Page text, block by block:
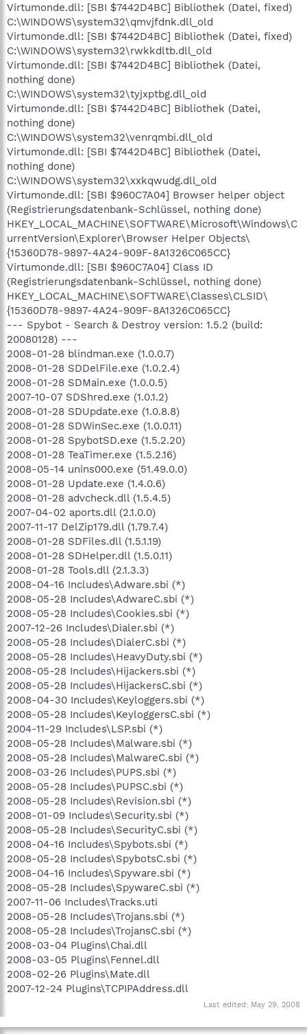
Virtumonde.dll: [SBI $7442D4BC] Bibliothek (Datei, fixed)
C:\WINDOWS\system32\qmvjfdnk.dll_old
Virtumonde.dll: [SBI $7442D4BC] Bibliothek (Datei, fixed)
C:\WINDOWS\system32\rwkkdltb.dll_old
Virtumonde.dll: [SBI $7442D4BC] Bibliothek (Datei,
nothing done)
C:\WINDOWS\system32\tyjxptbg.dll_old
Virtumonde.dll: [SBI $7442D4BC] Bibliothek (Datei,
nothing done)
C:\WINDOWS\system32\venrqmbi.dll_old
Virtumonde.dll: [SBI $7442D4BC] Bibliothek (Datei,
nothing done)
C:\WINDOWS\system32\xxkqwudg.dll_old
Virtumonde.dll: [SBI $960C7A04] Browser helper object
(Registrierungsdatenbank-Schlüssel, nothing done)
HKEY_LOCAL_MACHINE\SOFTWARE\Microsoft\Windows\C
urrentVersion\Explorer\Browser Helper Objects\
{15360D78-9897-4A24-909F-8A1326C065CC}
Virtumonde.dll: [SBI $960C7A04] Class ID
(Registrierungsdatenbank-Schlüssel, nothing done)
HKEY_LOCAL_MACHINE\SOFTWARE\Classes\CLSID\
{15360D78-9897-4A24-909F-8A1326C065CC}
--- Spybot - Search & Destroy version: 1.5.2 (build:
20080128) ---
2008-01-28 blindman.exe (1.0.0.7)
2008-01-28 SDDelFile.exe (1.0.2.4)
2008-01-28 SDMain.exe (1.0.0.5)
2007-10-07 SDShred.exe (1.0.1.2)
2008-01-28 SDUpdate.exe (1.0.8.8)
2008-01-28 SDWinSec.exe (1.0.0.11)
2008-01-28 SpybotSD.exe (1.5.2.20)
2008-01-28 TeaTimer.exe (1.5.2.16)
2008-05-14 unins000.exe (51.49.0.0)
2008-01-28 Update.exe (1.4.0.6)
2008-01-28 advcheck.dll (1.5.4.5)
2007-04-02 aports.dll (2.1.0.0)
2007-11-17 DelZip179.dll (1.79.7.4)
2008-01-28 SDFiles.dll (1.5.1.19)
2008-01-28 SDHelper.dll (1.5.0.11)
2008-01-28 Tools.dll (2.1.3.3)
2008-04-16 Includes\Adware.sbi (*)
2008-05-28 Includes\AdwareC.sbi (*)
2008-05-28 Includes\Cookies.sbi (*)
2007-12-26 Includes\Dialer.sbi (*)
2008-05-28 Includes\DialerC.sbi (*)
2008-05-28 Includes\HeavyDuty.sbi (*)
2008-05-28 Includes\Hijackers.sbi (*)
2008-05-28 Includes\HijackersC.sbi (*)
2008-04-30 Includes\Keyloggers.sbi (*)
2008-05-28 Includes\KeyloggersC.sbi (*)
2004-11-29 Includes\LSP.sbi (*)
2008-05-28 Includes\Malware.sbi (*)
2008-05-28 Includes\MalwareC.sbi (*)
2008-03-26 Includes\PUPS.sbi (*)
2008-05-28 Includes\PUPSC.sbi (*)
2008-05-28 Includes\Revision.sbi (*)
2008-01-09 Includes\Security.sbi (*)
2008-05-28 Includes\SecurityC.sbi (*)
2008-04-16 Includes\Spybots.sbi (*)
2008-05-28 Includes\SpybotsC.sbi (*)
2008-04-16 Includes\Spyware.sbi (*)
2008-05-28 Includes\SpywareC.sbi (*)
2007-11-06 Includes\Tracks.uti
2008-05-28 Includes\Trojans.sbi (*)
2008-05-28 Includes\TrojansC.sbi (*)
2008-03-04 Plugins\Chai.dll
2008-03-05 Plugins\Fennel.dll
2008-02-26 Plugins\Mate.dll
2007-12-24 Plugins\TCPIPAddress.dll
Last edited: May 29, 2008